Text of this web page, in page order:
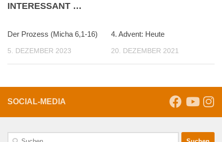
INTERESSANT …
Der Prozess (Micha 6,1-16)
5. DEZEMBER 2023
4. Advent: Heute
20. DEZEMBER 2021
SOCIAL-MEDIA
Suche